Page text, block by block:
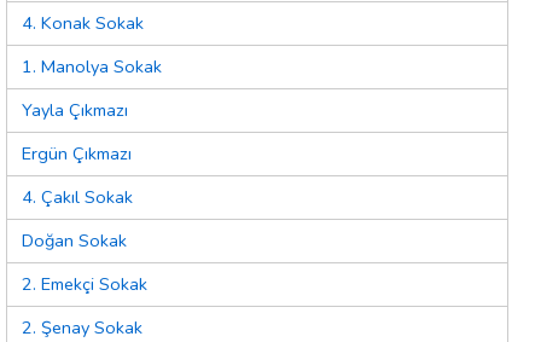
4. Konak Sokak
1. Manolya Sokak
Yayla Çıkmazı
Ergün Çıkmazı
4. Çakıl Sokak
Doğan Sokak
2. Emekçi Sokak
2. Şenay Sokak